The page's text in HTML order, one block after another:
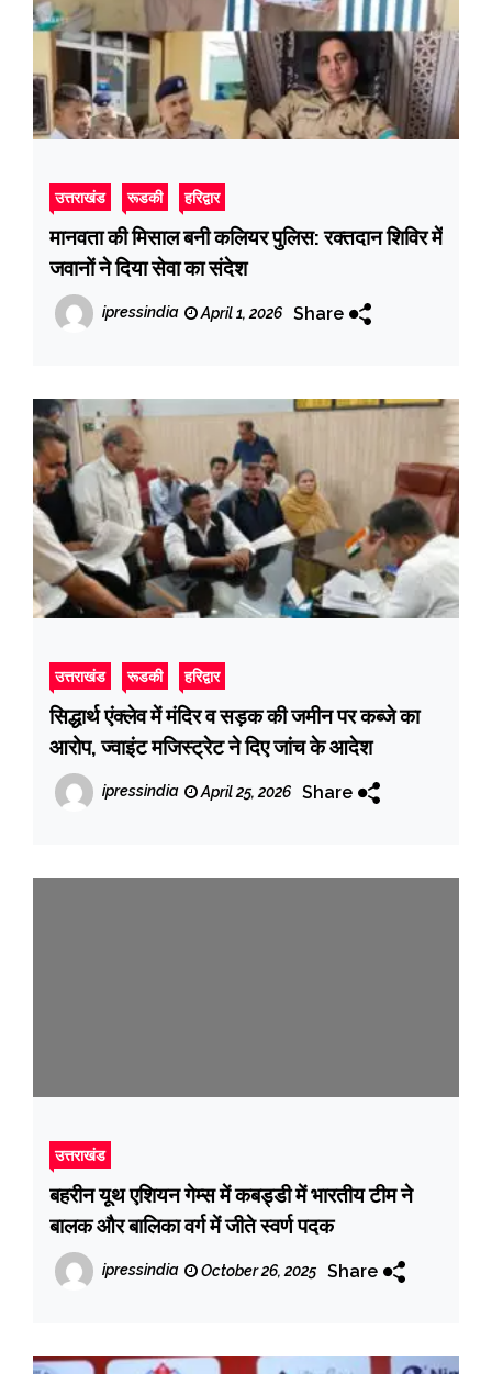
उत्तराखंड रूडकी हरिद्वार
मानवता की मिसाल बनी कलियर पुलिस: रक्तदान शिविर में
जवानों ने दिया सेवा का संदेश
ipressindia April 1, 2026 Share
उत्तराखंड रूडकी हरिद्वार
सिद्धार्थ एंक्लेव में मंदिर व सड़क की जमीन पर कब्जे का
आरोप, ज्वाइंट मजिस्ट्रेट ने दिए जांच के आदेश
ipressindia April 25, 2026 Share
उत्तराखंड
बहरीन यूथ एशियन गेम्स में कबड्डी में भारतीय टीम ने
बालक और बालिका वर्ग में जीते स्वर्ण पदक
ipressindia October 26, 2025 Share